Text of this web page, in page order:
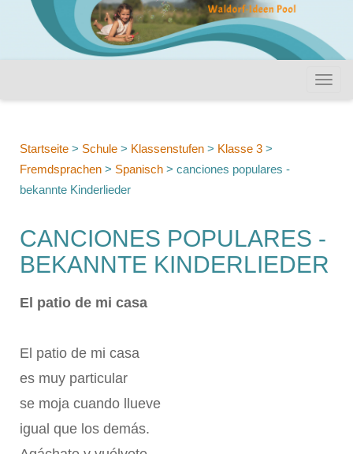
Startseite > Schule > Klassenstufen > Klasse 3 >
Fremdsprachen > Spanisch > canciones populares -
bekannte Kinderlieder
CANCIONES POPULARES -
BEKANNTE KINDERLIEDER
El patio de mi casa
El patio de mi casa
es muy particular
se moja cuando llueve
igual que los demás.